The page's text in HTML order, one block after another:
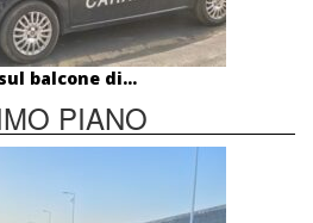
balcone di...
PIANO